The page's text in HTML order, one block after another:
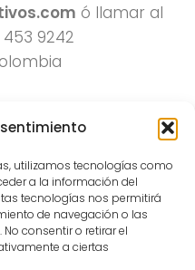
utilizamos tecnologías como
a la información del
tecnologías nos permitirá
de navegación o las
consentir o retirar el
a ciertas
ó llamar al
9242
2022.
con el